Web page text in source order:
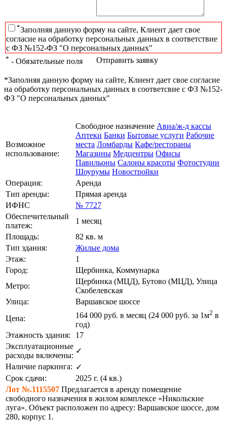
*Заполняя данную форму на сайте, Клиент дает свое
согласие на обработку персональных данных в соответствие
с ФЗ №152-ФЗ "О персональных данных"
* - Обязательные поля Отправить заявку
*Заполняя данную форму на сайте, Клиент дает свое согласие
на обработку персональных данных в соответсвие с ФЗ №152-
ФЗ "О персональных данных"
Возможное
использование:
Свободное назначение Авиа/ж-д кассы
Аптеки Банки Бытовые услуги Рабочие
места Ломбарды Кафе/рестораны
Магазины Медцентры Офисы
Павильоны Салоны красоты Фотостудии
Шоурумы Новостройки
Операция:
Аренда
Тип аренды:
Прямая аренда
ИФНС
№ 7727
Обеспечительный
платеж:
1 месяц
Площадь:
82 кв. м
Тип здания:
Жилые дома
Этаж:
1
Город:
Щербинка, Коммунарка
Метро:
Щербинка (МЦД), Бутово (МЦД), Улица
Скобелевская
Улица:
Варшавское шоссе
Цена:
164 000 руб. в месяц (24 000 руб. за 1м2 в
год)
Этажность здания:
17
Эксплуатационные
расходы включены:
✓
Наличие паркинга: ✓
Срок сдачи:
2025 г. (4 кв.)
Лот №.1115507 Предлагается в аренду помещение
свободного назначения в жилом комплексе «Никольские
луга». Объект расположен по адресу: Варшавское шоссе, дом
280, корпус 1.